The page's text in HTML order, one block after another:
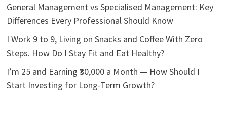
General Management vs Specialised Management: Key
Differences Every Professional Should Know
I Work 9 to 9, Living on Snacks and Coffee With Zero
Steps. How Do I Stay Fit and Eat Healthy?
I’m 25 and Earning ₹30,000 a Month — How Should I
Start Investing for Long-Term Growth?